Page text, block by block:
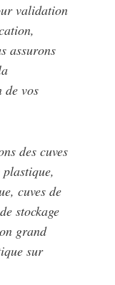
validation
assurons
vos
des cuves
plastique,
cuves de
stockage
grand
sur